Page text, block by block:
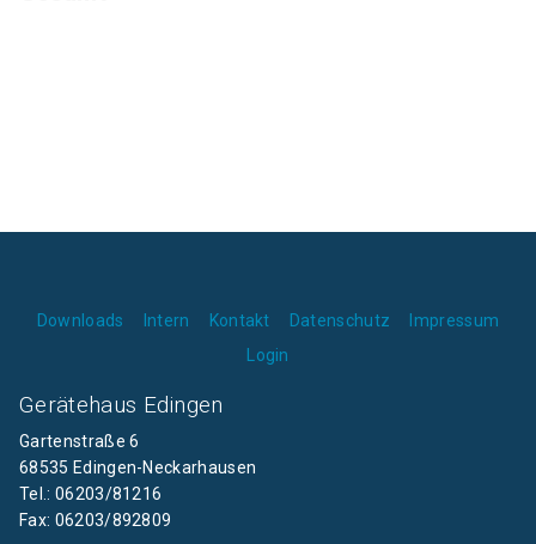
Downloads Intern Kontakt Datenschutz
Impressum
Login
Gerätehaus Edingen
Gartenstraße 6
68535 Edingen-Neckarhausen
Tel.: 06203/81216
Fax: 06203/892809